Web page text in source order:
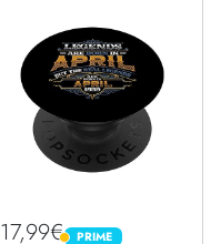
17,99€ PRIME